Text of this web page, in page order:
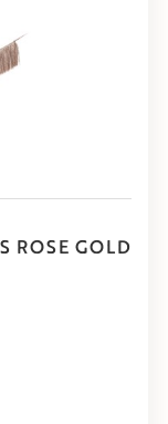
ROSE GOLD